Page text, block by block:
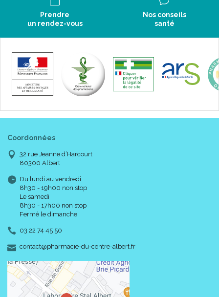
Prendre
un rendez-vous
Nos conseils
santé
Coordonnées
32 rue Jeanne d’Harcourt
80300 Albert
Du lundi au vendredi
8h30 - 19h00 non stop
Le samedi
8h30 - 17h00 non stop
Fermé le dimanche
03 22 74 45 50
contact-
@-
pharmacie-du-centre-albert.fr